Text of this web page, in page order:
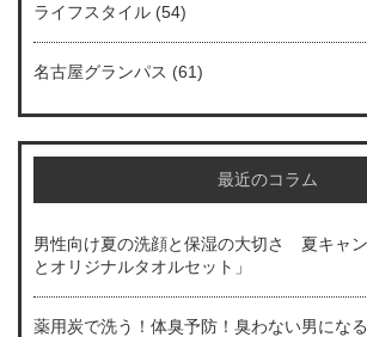
ライフスタイル (54)
名古屋グランパス (61)
最近のコラム
男性向け夏の洗顔と保湿の大切さ 夏キャ
とオリジナルタオルセット」
薬用炭で洗う！体臭予防！臭わない男にな